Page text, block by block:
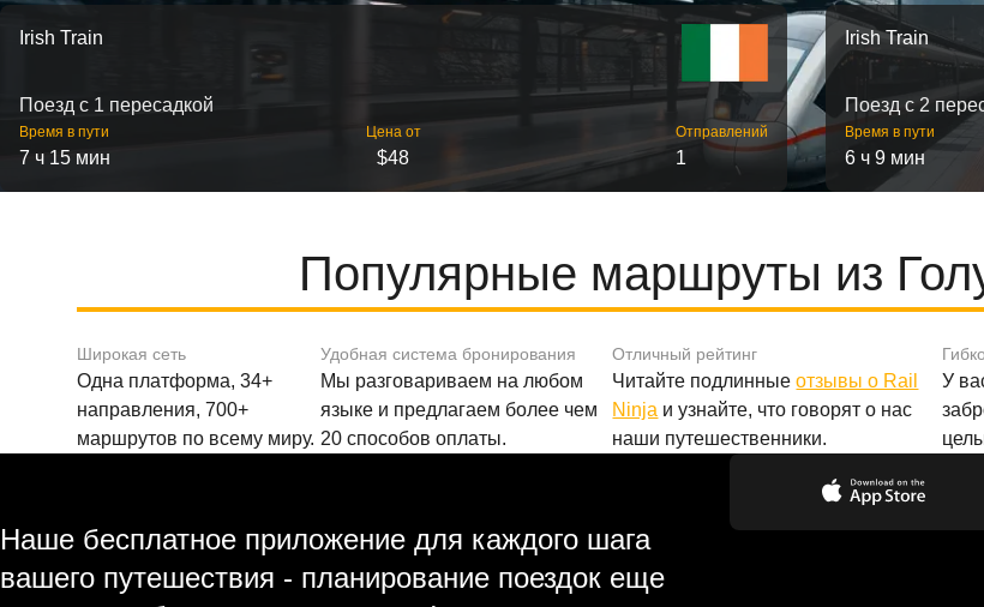
Irish Train
Поезд с 1 пересадкой
Время в пути
7 ч 15 мин
Цена от
$48
Отправлений
1
Irish Train
Поезд с 2
Время в пути
6 ч 9 мин
Популярные маршруты из
Широкая сеть
Одна платформа, 34+
направления, 700+
маршрутов по всему миру.
Удобная система бронирования
Мы разговариваем на любом
языке и предлагаем более чем
20 способов оплаты.
Отличный рейтинг
Читайте подлинныеотзывы о Rail
Ninja и узнайте, что говорят о нас
наши путешественники.
У
Наше бесплатное приложение для каждого шага
вашего путешествия - планирование поездок еще